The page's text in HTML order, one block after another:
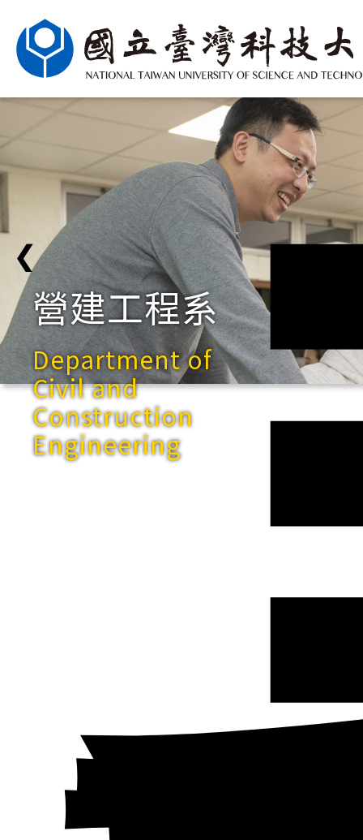
營建工程系
Department of
Civil and
Construction
Engineering
❮